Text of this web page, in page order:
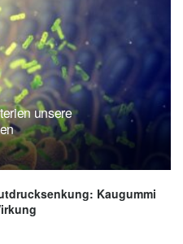
unsere
Kaugummi